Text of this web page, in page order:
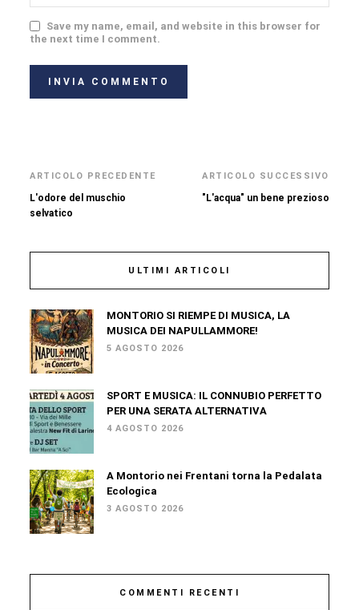
Save my name, email, and website in this browser for
the next time I comment.
ARTICOLO PRECEDENTE
L'odore del muschio
selvatico
ARTICOLO SUCCESSIVO
"L'acqua" un bene prezioso
ULTIMI ARTICOLI
MONTORIO SI RIEMPE DI MUSICA, LA
MUSICA DEI NAPULLAMMORE!
5 AGOSTO 2026
SPORT E MUSICA: IL CONNUBIO PERFETTO
PER UNA SERATA ALTERNATIVA
4 AGOSTO 2026
A Montorio nei Frentani torna la Pedalata
Ecologica
3 AGOSTO 2026
COMMENTI RECENTI